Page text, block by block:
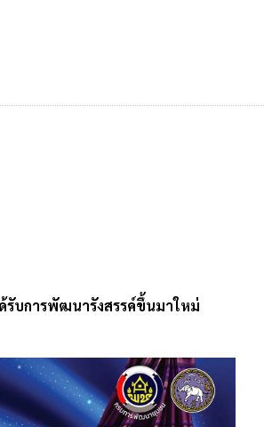
บการพัฒนารังสรรค์ขึ้นมาใหม่